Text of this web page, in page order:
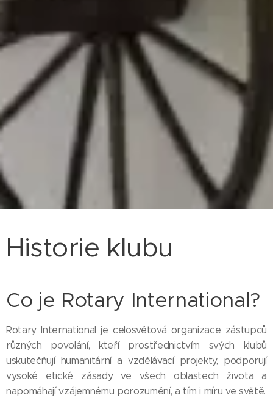
Historie klubu
Co je Rotary International?
Rotary International je celosvětová organizace zástupců
různých povolání, kteří prostřednictvím svých klubů
uskutečňují humanitární a vzdělávací projekty, podporují
vysoké etické zásady ve všech oblastech života a
napomáhají vzájemnému porozumění, a tím i míru ve světě.